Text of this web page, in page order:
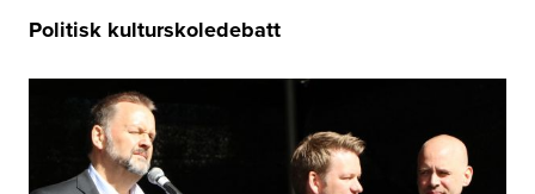
Politisk kulturskoledebatt